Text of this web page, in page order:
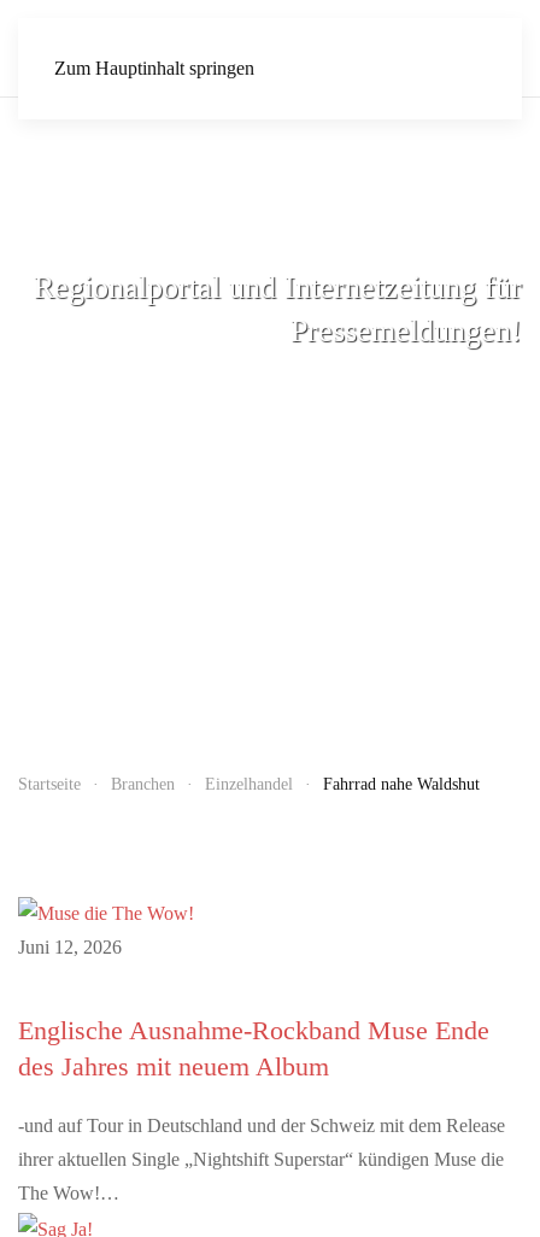
Zum Hauptinhalt springen
Regionalportal und Internetzeitung für
Pressemeldungen!
Startseite Branchen Einzelhandel Fahrrad nahe Waldshut
Juni 12, 2026
Englische Ausnahme-Rockband Muse Ende
des Jahres mit neuem Album
-und auf Tour in Deutschland und der Schweiz mit dem Release
ihrer aktuellen Single „Nightshift Superstar“ kündigen Muse die
The Wow!…